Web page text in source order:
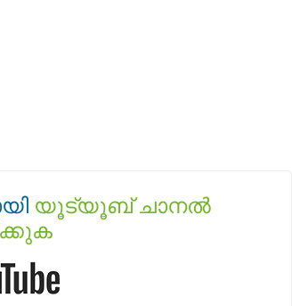
യൂട്യൂബ് ചാനൽ